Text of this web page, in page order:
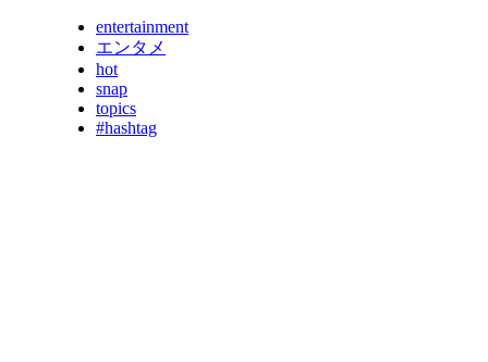
entertainment
エンタメ
hot
snap
topics
#hashtag